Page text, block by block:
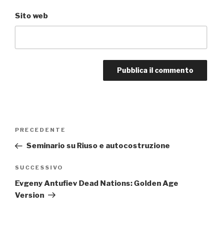
Sito web
Navigazione
Articolo
precedente:
PRECEDENTE
Seminario su Riuso e autocostruzione
Articolo
successivo
SUCCESSIVO
Evgeny Antufiev Dead Nations: Golden Age
Version